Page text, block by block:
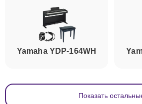
Yamaha YDP-164WH
Показать